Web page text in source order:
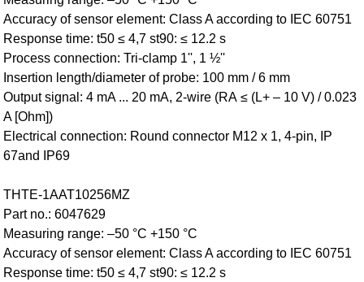
Accuracy of sensor element: Class A according to IEC 60751
Response time: t50 ≤ 4,7 st90: ≤ 12.2 s
Process connection: Tri-clamp 1'', 1 ½''
Insertion length/diameter of probe: 100 mm / 6 mm
Output signal: 4 mA ... 20 mA, 2-wire (RA ≤ (L+ – 10 V) / 0.023
A [Ohm])
Electrical connection: Round connector M12 x 1, 4-pin, IP
67and IP69
THTE-1AAT10256MZ
Part no.: 6047629
Measuring range: –50 °C +150 °C
Accuracy of sensor element: Class A according to IEC 60751
Response time: t50 ≤ 4,7 st90: ≤ 12.2 s